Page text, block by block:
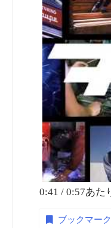
0:41 / 0:57あた
ブックマーク